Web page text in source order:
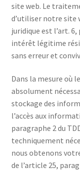
site web. Le
d’utiliser notre site
juridique est l’art.
intérêt légitime
sans erreur et
Dans la mesure où
absolument
stockage des
l’accès aux
paragraphe 2 du
techniquement
nous obtenons
de l’article 25,